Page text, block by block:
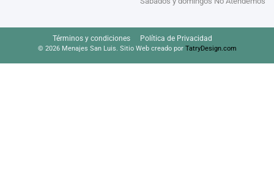
Términos y condiciones Política de Privacidad
© 2026 Menajes San Luis. Sitio Web creado por TatryDesign.com